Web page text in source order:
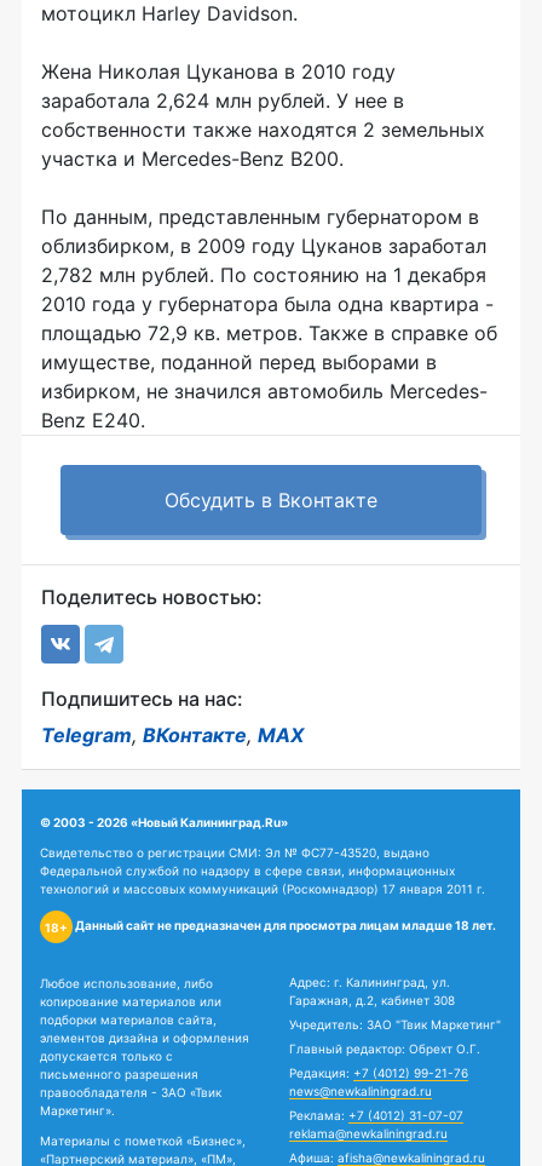
мотоцикл Harley Davidson.
Жена Николая Цуканова в 2010 году
заработала 2,624 млн рублей. У нее в
собственности также находятся 2 земельных
участка и Mercedes-Benz В200.
По данным, представленным губернатором в
облизбирком, в 2009 году Цуканов заработал
2,782 млн рублей. По состоянию на 1 декабря
2010 года у губернатора была одна квартира -
площадью 72,9 кв. метров. Также в справке об
имуществе, поданной перед выборами в
избирком, не значился автомобиль Mercedes-
Benz E240.
Обсудить в Вконтакте
Поделитесь новостью:
Подпишитесь на нас:
Telegram, ВКонтакте, MAX
© 2003 - 2026 «Новый Калининград.Ru»
Свидетельство о регистрации СМИ: Эл № ФС77-43520, выдано
Федеральной службой по надзору в сфере связи, информационных
технологий и массовых коммуникаций (Роскомнадзор) 17 января 2011 г.
18+ Данный сайт не предназначен для просмотра лицам младше 18 лет.
Любое использование, либо
копирование материалов или
подборки материалов сайта,
элементов дизайна и оформления
допускается только с
письменного разрешения
правообладателя - ЗАО «Твик
Маркетинг».
Материалы с пометкой «Бизнес»,
«Партнерский материал», «ПМ»,
Адрес: г. Калининград, ул.
Гаражная, д.2, кабинет 308
Учредитель: ЗАО "Твик Маркетинг"
Главный редактор: Обрехт О.Г.
Редакция: +7 (4012) 99-21-76
news@newkaliningrad.ru
Реклама: +7 (4012) 31-07-07
reklama@newkaliningrad.ru
Афиша: afisha@newkaliningrad.ru